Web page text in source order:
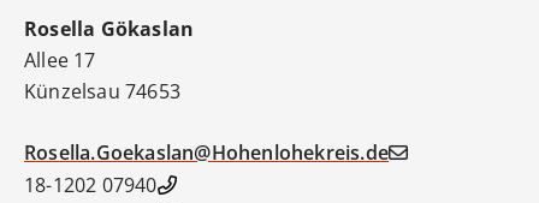
Rosella Gökaslan
Allee 17
74653
Künzelsau
Rosella.Goekaslan@Hohenlohekreis.de
07940 18-1202